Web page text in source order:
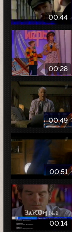
00:44
00:28
00:49
00:51
00:14